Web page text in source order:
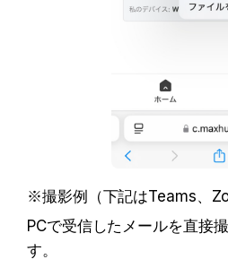
※撮影例（下記はTeams、
PCで受信したメールを直接
す。